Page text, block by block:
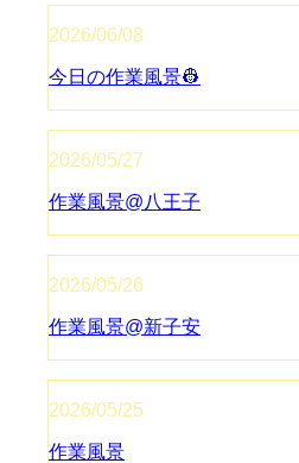
2026/06/08
今日の作業風景👷
2026/05/27
作業風景@八王子
2026/05/26
作業風景@新子安
2026/05/25
作業風景